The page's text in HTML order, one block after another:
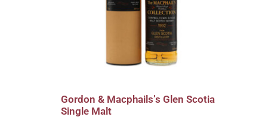
Gordon & Macphails’s Glen Scotia
Single Malt